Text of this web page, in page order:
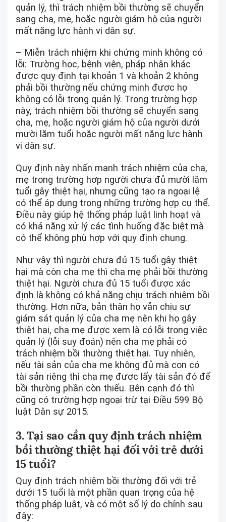
quản lý, thì trách nhiệm bồi thường sẽ chuyển
sang cha, mẹ, hoặc người giám hộ của người
mất năng lực hành vi dân sự.
– Miễn trách nhiệm khi chứng minh không có
lỗi: Trường học, bệnh viện, pháp nhân khác
được quy định tại khoản 1 và khoản 2 không
phải bồi thường nếu chứng minh được họ
không có lỗi trong quản lý. Trong trường hợp
này, trách nhiệm bồi thường sẽ chuyển sang
cha, mẹ, hoặc người giám hộ của người dưới
mười lăm tuổi hoặc người mất năng lực hành
vi dân sự.
Quy định này nhấn mạnh trách nhiệm của cha,
mẹ trong trường hợp người chưa đủ mười lăm
tuổi gây thiệt hại, nhưng cũng tạo ra ngoại lệ
có thể áp dụng trong những trường hợp cụ thể.
Điều này giúp hệ thống pháp luật linh hoạt và
có khả năng xử lý các tình huống đặc biệt mà
có thể không phù hợp với quy định chung.
Như vậy thì người chưa đủ 15 tuổi gây thiệt
hại mà còn cha mẹ thì cha mẹ phải bồi thường
thiệt hại. Người chưa đủ 15 tuổi được xác
định là không có khả năng chịu trách nhiệm bồi
thường. Hơn nữa, bản thân họ vẫn chịu sự
giám sát quản lý của cha mẹ nên khi họ gây
thiệt hại, cha mẹ được xem là có lỗi trong việc
quản lý (lỗi suy đoán) nên cha mẹ phải có
trách nhiệm bồi thường thiệt hại. Tuy nhiên,
nếu tài sản của cha mẹ không đủ mà con có
tài sản riêng thì cha mẹ được lấy tài sản đó để
bồi thường phần còn thiếu. Bên cạnh đó thì
cũng có trường hợp ngoại trừ tại Điều 599 Bộ
luật Dân sự 2015.
3. Tại sao cần quy định trách nhiệm
bồi thường thiệt hại đối với trẻ dưới
15 tuổi?
Quy định trách nhiệm bồi thường đối với trẻ
dưới 15 tuổi là một phần quan trọng của hệ
thống pháp luật, và có một số lý do chính sau
đây: